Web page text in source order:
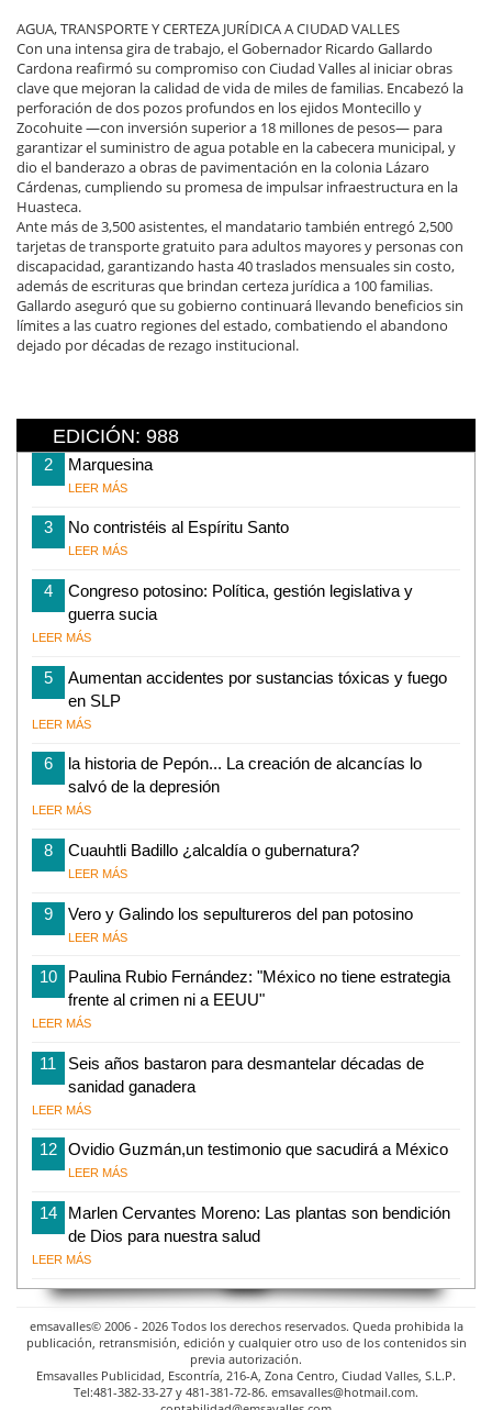
AGUA, TRANSPORTE Y CERTEZA JURÍDICA A CIUDAD VALLES
Con una intensa gira de trabajo, el Gobernador Ricardo Gallardo
Cardona reafirmó su compromiso con Ciudad Valles al iniciar obras
clave que mejoran la calidad de vida de miles de familias. Encabezó la
perforación de dos pozos profundos en los ejidos Montecillo y
Zocohuite —con inversión superior a 18 millones de pesos— para
garantizar el suministro de agua potable en la cabecera municipal, y
dio el banderazo a obras de pavimentación en la colonia Lázaro
Cárdenas, cumpliendo su promesa de impulsar infraestructura en la
Huasteca.
Ante más de 3,500 asistentes, el mandatario también entregó 2,500
tarjetas de transporte gratuito para adultos mayores y personas con
discapacidad, garantizando hasta 40 traslados mensuales sin costo,
además de escrituras que brindan certeza jurídica a 100 familias.
Gallardo aseguró que su gobierno continuará llevando beneficios sin
límites a las cuatro regiones del estado, combatiendo el abandono
dejado por décadas de rezago institucional.
EDICIÓN: 988
2 Marquesina
LEER MÁS
3 No contristéis al Espíritu Santo
LEER MÁS
4
Congreso potosino: Política, gestión legislativa y
guerra sucia
LEER MÁS
5
Aumentan accidentes por sustancias tóxicas y fuego
en SLP
LEER MÁS
6
la historia de Pepón... La creación de alcancías lo
salvó de la depresión
LEER MÁS
8 Cuauhtli Badillo ¿alcaldía o gubernatura?
LEER MÁS
9 Vero y Galindo los sepultureros del pan potosino
LEER MÁS
10
Paulina Rubio Fernández: "México no tiene estrategia
frente al crimen ni a EEUU"
LEER MÁS
11
Seis años bastaron para desmantelar décadas de
sanidad ganadera
LEER MÁS
12 Ovidio Guzmán,un testimonio que sacudirá a México
LEER MÁS
14
Marlen Cervantes Moreno: Las plantas son bendición
de Dios para nuestra salud
LEER MÁS
emsavalles© 2006 - 2026 Todos los derechos reservados. Queda prohibida la
publicación, retransmisión, edición y cualquier otro uso de los contenidos sin
previa autorización.
Emsavalles Publicidad, Escontría, 216-A, Zona Centro, Ciudad Valles, S.L.P.
Tel:481-382-33-27 y 481-381-72-86. emsavalles@hotmail.com.